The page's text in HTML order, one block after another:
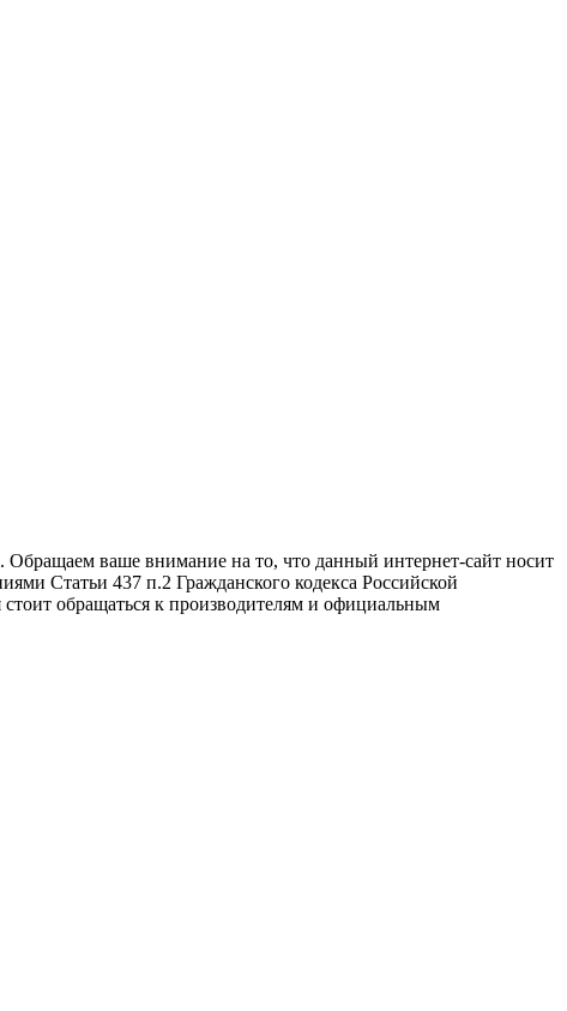
ваше внимание на то, что данный интернет-сайт носит
Статьи 437 п.2 Гражданского кодекса Российской
обращаться к производителям и официальным